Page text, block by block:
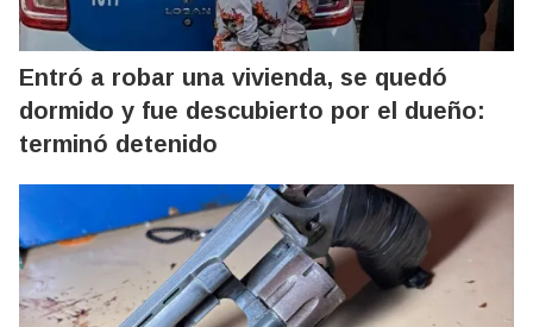
Entró a robar una vivienda, se quedó
dormido y fue descubierto por el dueño:
terminó detenido